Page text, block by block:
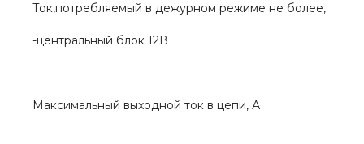
Ток,потребляемый в дежурном режиме не более,:
-центральный блок 12В
Максимальный выходной ток в цепи, А